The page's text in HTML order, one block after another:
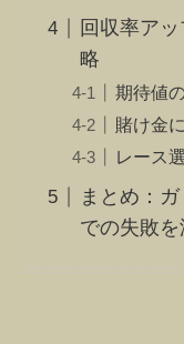
回収率ア
略
期待値
賭け金
レース
まとめ：
での失敗を